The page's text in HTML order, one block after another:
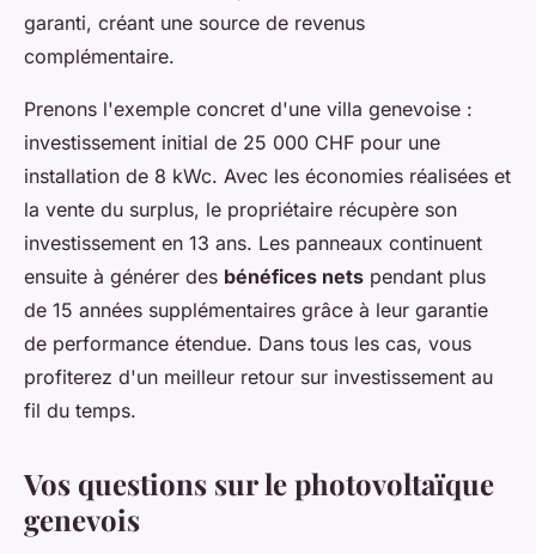
garanti, créant une source de revenus
complémentaire.
Prenons l'exemple concret d'une villa genevoise :
investissement initial de 25 000 CHF pour une
installation de 8 kWc. Avec les économies réalisées et
la vente du surplus, le propriétaire récupère son
investissement en 13 ans. Les panneaux continuent
ensuite à générer des bénéfices nets pendant plus
de 15 années supplémentaires grâce à leur garantie
de performance étendue. Dans tous les cas, vous
profiterez d'un meilleur retour sur investissement au
fil du temps.
Vos questions sur le photovoltaïque
genevois